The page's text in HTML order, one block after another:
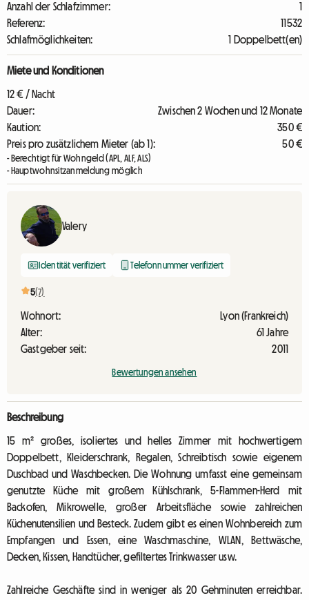
Anzahl der Schlafzimmer:
1
Referenz:
11532
Schlafmöglichkeiten:
1 Doppelbett(en)
Miete und Konditionen
12 € / Nacht
Dauer:
Zwischen 2 Wochen und 12 Monate
Kaution:
350 €
Preis pro zusätzlichem Mieter (ab 1):
50 €
- Berechtigt für Wohngeld (APL, ALF, ALS)
- Hauptwohnsitzanmeldung möglich
Valery
Identität verifiziert Telefonnummer verifiziert
5(7)
Wohnort:
Lyon (Frankreich)
Alter:
61 Jahre
Gastgeber seit:
2011
Bewertungen ansehen
Beschreibung
15 m² großes, isoliertes und helles Zimmer mit hochwertigem
Doppelbett, Kleiderschrank, Regalen, Schreibtisch sowie eigenem
Duschbad und Waschbecken. Die Wohnung umfasst eine gemeinsam
genutzte Küche mit großem Kühlschrank, 5-Flammen-Herd mit
Backofen, Mikrowelle, großer Arbeitsfläche sowie zahlreichen
Küchenutensilien und Besteck. Zudem gibt es einen Wohnbereich zum
Empfangen und Essen, eine Waschmaschine, WLAN, Bettwäsche,
Decken, Kissen, Handtücher, gefiltertes Trinkwasser usw.
Zahlreiche Geschäfte sind in weniger als 20 Gehminuten erreichbar.